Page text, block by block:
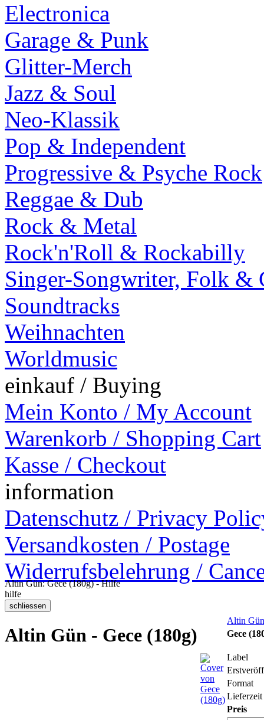
Electronica
Garage & Punk
Glitter-Merch
Jazz & Soul
Neo-Klassik
Pop & Independent
Progressive & Psyche Rock
Reggae & Dub
Rock & Metal
Rock'n'Roll & Rockabilly
Singer-Songwriter, Folk &
Soundtracks
Weihnachten
Worldmusic
einkauf / Buying
Mein Konto / My Account
Warenkorb / Shopping Cart
Kasse / Checkout
information
Datenschutz / Privacy
Versandkosten / Postage
Widerrufsbelehrung /
Altin Gün: Gece (180g) - Hilfe
hilfe
Altin Gün - Gece (180g)
Altin Gün
Gece
Label
Format
Lieferzeit
Preis